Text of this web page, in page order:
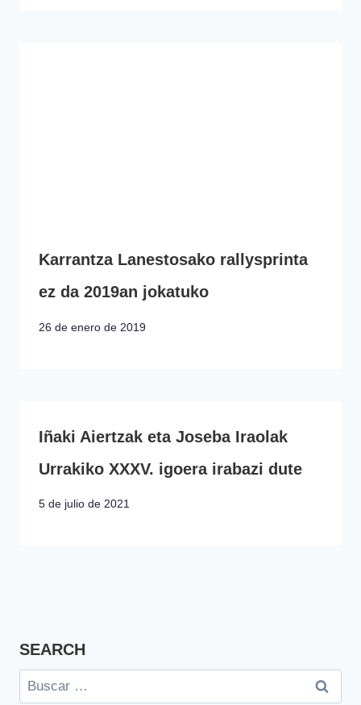
Karrantza Lanestosako rallysprinta
ez da 2019an jokatuko
26 de enero de 2019
Iñaki Aiertzak eta Joseba Iraolak
Urrakiko XXXV. igoera irabazi dute
5 de julio de 2021
SEARCH
Buscar: